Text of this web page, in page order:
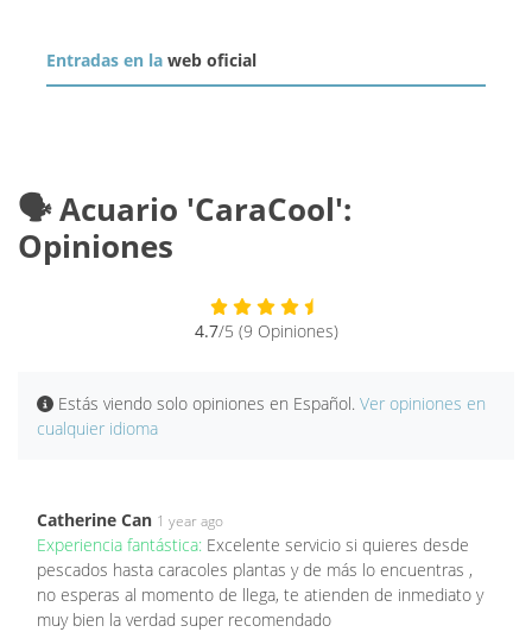
Entradas en la web oficial
🗣️ Acuario 'CaraCool':
Opiniones
4.7/5 (9 Opiniones)
Estás viendo solo opiniones en Español. Ver opiniones en
cualquier idioma
Catherine Can 1 year ago
Experiencia fantástica: Excelente servicio si quieres desde
pescados hasta caracoles plantas y de más lo encuentras ,
no esperas al momento de llega, te atienden de inmediato y
muy bien la verdad super recomendado